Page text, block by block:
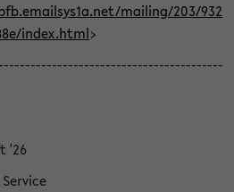
mailing/203/932
index.html>
'26